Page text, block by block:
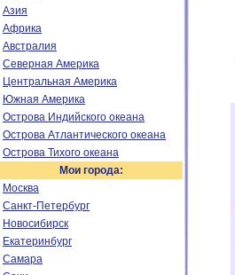
Азия
Африка
Австралия
Северная Америка
Центральная Америка
Южная Америка
Острова Индийского океана
Острова Атлантического океана
Острова Тихого океана
Мои города:
Москва
Санкт-Петербург
Новосибирск
Екатеринбург
Самара